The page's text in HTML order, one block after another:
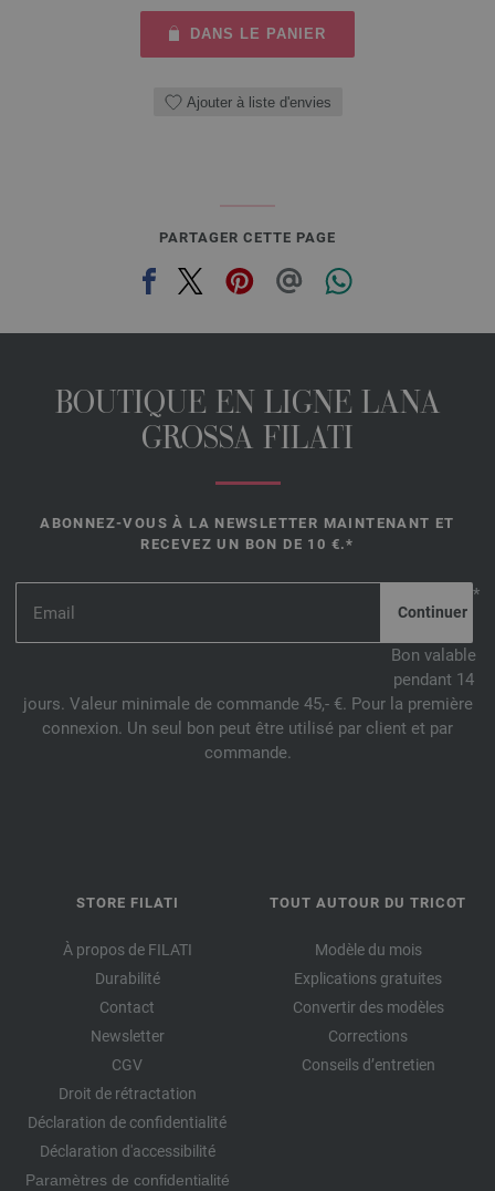
DANS LE PANIER
Ajouter à liste d'envies
PARTAGER CETTE PAGE
BOUTIQUE EN LIGNE LANA
GROSSA FILATI
ABONNEZ-VOUS À LA NEWSLETTER MAINTENANT ET
RECEVEZ UN BON DE 10 €.*
*
Bon valable
pendant 14
jours. Valeur minimale de commande 45,- €. Pour la première
connexion. Un seul bon peut être utilisé par client et par
commande.
STORE FILATI
À propos de FILATI
Durabilité
Contact
Newsletter
CGV
Droit de rétractation
Déclaration de confidentialité
Déclaration d'accessibilité
Paramètres de confidentialité
TOUT AUTOUR DU TRICOT
Modèle du mois
Explications gratuites
Convertir des modèles
Corrections
Conseils d’entretien